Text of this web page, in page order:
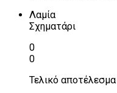
Λαμία
Σχηματάρι
0
0
Τελικό αποτέλεσμα